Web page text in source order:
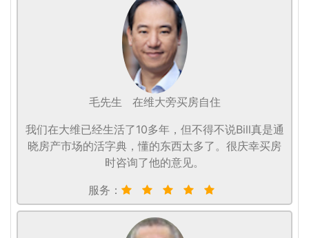
毛先生
在维大旁买房自住
我们在大维已经生活了10多年，但不得不说Bill真是通
晓房产市场的活字典，懂的东西太多了。很庆幸买房
时咨询了他的意见。
服务：